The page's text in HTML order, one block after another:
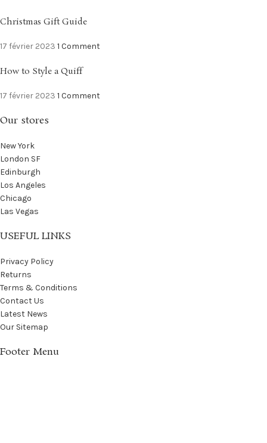
Christmas Gift Guide
17 février 2023 1 Comment
How to Style a Quiff
17 février 2023 1 Comment
Our stores
New York
London SF
Edinburgh
Los Angeles
Chicago
Las Vegas
USEFUL LINKS
Privacy Policy
Returns
Terms & Conditions
Contact Us
Latest News
Our Sitemap
Footer Menu